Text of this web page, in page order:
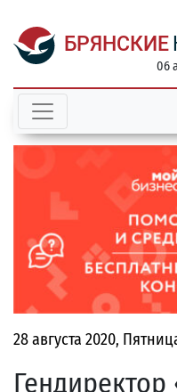
БРЯНСКИЕ
06
28 августа 2020,
Гендиректор